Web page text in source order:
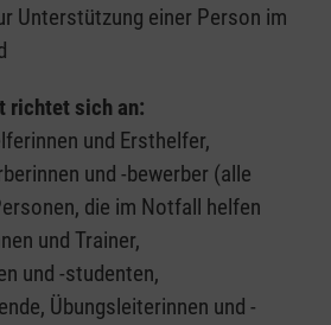
Unterstützung einer Person im
richtet sich an:
und Ersthelfer,
und -bewerber (alle
die im Notfall helfen
und Trainer,
und -studenten,
Übungsleiterinnen und -